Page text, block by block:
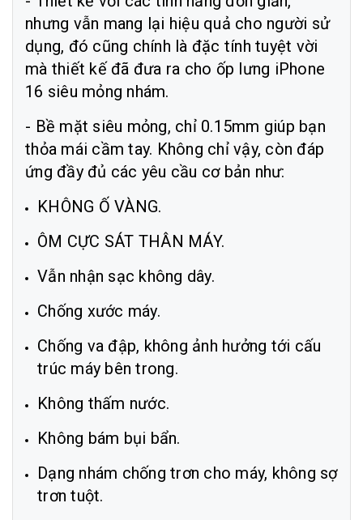
nhưng vẫn mang lại hiệu quả cho người sử
dụng, đó cũng chính là đặc tính tuyệt vời
mà thiết kế đã đưa ra cho ốp lưng iPhone
16 siêu mỏng nhám.
- Bề mặt siêu mỏng, chỉ 0.15mm giúp bạn
thỏa mái cầm tay. Không chỉ vậy, còn đáp
ứng đầy đủ các yêu cầu cơ bản như:
KHÔNG Ố VÀNG.
ÔM CỰC SÁT THÂN MÁY.
Vẫn nhận sạc không dây.
Chống xước máy.
Chống va đập, không ảnh hưởng tới cấu
trúc máy bên trong.
Không thấm nước.
Không bám bụi bẩn.
Dạng nhám chống trơn cho máy, không sợ
trơn tuột.